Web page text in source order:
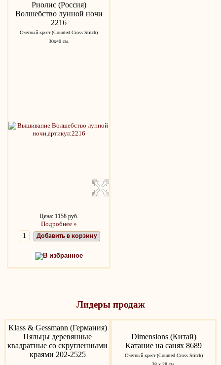
Риолис (Россия)
Волшебство лунной ночи
2216
Счетный крест (Counted Cross Stitch)
30х40 см.
Цена: 1158 руб.
Подробнее »
Добавить в корзину
В избранное
Лидеры продаж
Klass & Gessmann (Германия)
Пяльцы деревянные
квадратные со скругленными
краями 202-2525
Dimensions (Китай)
Катание на санях 8689
Счетный крест (Counted Cross Stitch)